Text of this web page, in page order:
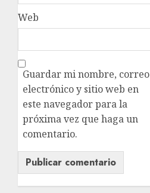
Web
Guardar mi nombre, correo
electrónico y sitio web en
este navegador para la
próxima vez que haga un
comentario.